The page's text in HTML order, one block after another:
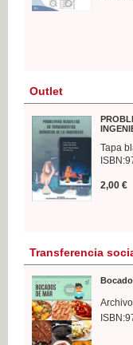
Outlet
Tapa
2,00 €
Transferencia